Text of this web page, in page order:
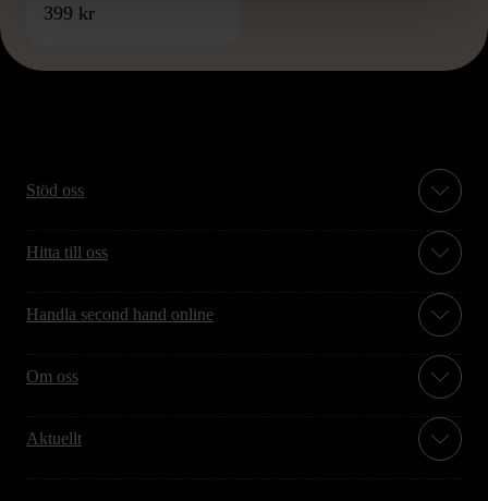
399 kr
Stöd oss
Hitta till oss
Handla second hand online
Om oss
Aktuellt